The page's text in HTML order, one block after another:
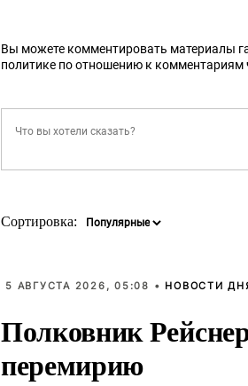
Вы можете комментировать материалы
политике по отношению к комментариям
Сортировка:
5 АВГУСТА 2026, 05:08 • НОВОСТИ
Полковник
перемирию